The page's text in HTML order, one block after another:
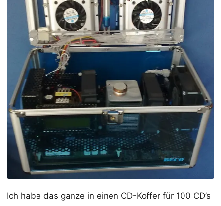
Ich habe das ganze in einen CD-Koffer für 100 CD’s